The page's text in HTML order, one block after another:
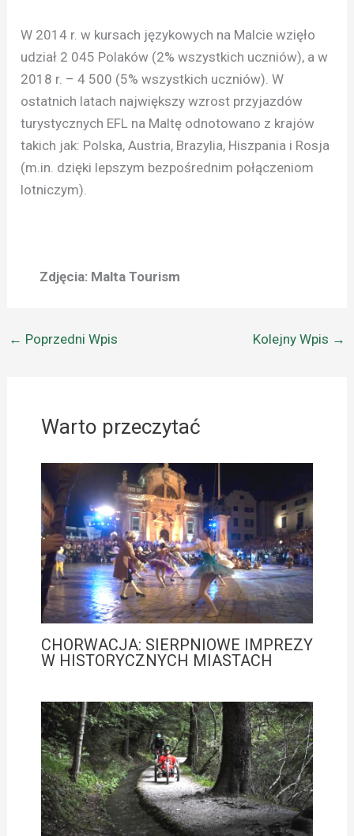
W 2014 r. w kursach językowych na Malcie wzięło
udział 2 045 Polaków (2% wszystkich uczniów), a w
2018 r. – 4 500 (5% wszystkich uczniów). W
ostatnich latach największy wzrost przyjazdów
turystycznych EFL na Maltę odnotowano z krajów
takich jak: Polska, Austria, Brazylia, Hiszpania i Rosja
(m.in. dzięki lepszym bezpośrednim połączeniom
lotniczym).
Zdjęcia: Malta Tourism
← Poprzedni Wpis Kolejny Wpis →
Warto przeczytać
CHORWACJA: SIERPNIOWE IMPREZY
W HISTORYCZNYCH MIASTACH